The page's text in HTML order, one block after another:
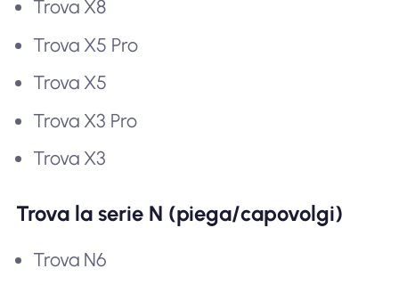
Trova X8
Trova X5 Pro
Trova X5
Trova X3 Pro
Trova X3
Trova la serie N (piega/capovolgi)
Trova N6